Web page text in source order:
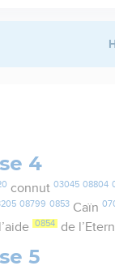
4
connut 03045 08804
08799 0853 Caïn
0854 de
5